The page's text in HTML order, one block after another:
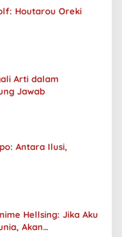
Houtarou Oreki
Arti dalam
Jawab
Antara Ilusi,
Hellsing: Jika Aku
Akan